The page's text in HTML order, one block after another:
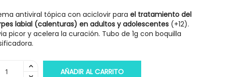
antiviral tópica con aciclovir para el tratamiento del
labial (calenturas) en adultos y adolescentes (+12).
picor y acelera la curación. Tubo de 1g con boquilla
AÑADIR AL CARRITO